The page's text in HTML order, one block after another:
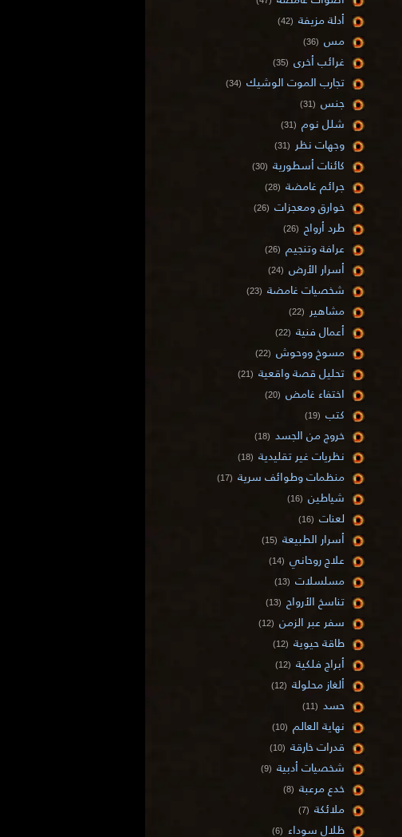
أدلة مزيفة (42)
مس (36)
غرائب أخرى (35)
تجارب الموت الوشيك (34)
جنس (31)
شلل نوم (31)
وجهات نظر (31)
كائنات أسطورية (30)
جرائم غامضة (28)
خوارق ومعجزات (26)
طرد أرواح (26)
عرافة وتنجيم (26)
أسرار الأرض (24)
شخصيات غامضة (23)
مشاهير (22)
أعمال فنية (22)
مسوخ ووحوش (22)
تحليل قصة واقعية (21)
اختفاء غامض (20)
كتب (19)
خروج من الجسد (18)
نظريات غير تقليدية (18)
منظمات وطوائف سرية (17)
شياطين (16)
لعنات (16)
أسرار الطبيعة (15)
علاج روحاني (14)
مسلسلات (13)
تناسخ الأرواح (13)
سفر عبر الزمن (12)
طاقة حيوية (12)
أبراج فلكية (12)
ألغاز محلولة (12)
حسد (11)
نهاية العالم (10)
قدرات خارقة (10)
شخصيات أدبية (9)
خدع مرعبة (8)
ملائكة (7)
ظلال سوداء (6)